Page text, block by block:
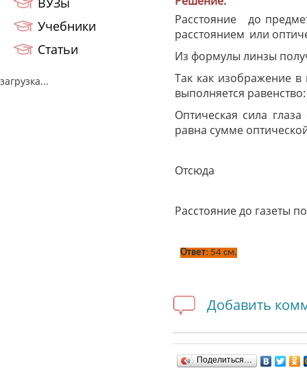
Учебники
Статьи
загрузка...
Расстояние
до
расстоянием или
Из формулы линзы
Так как изображение в
выполняется равенство:
Оптическая сила
равна сумме
Отсюда
Расстояние до газеты
Ответ: 54 см.
Добавить
Поделиться…